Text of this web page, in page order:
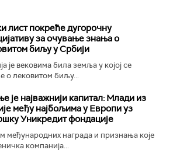
лист покреће дугорочну
за очување знања о
биљу у Србији
је вековима била земља у којој се
о лековитом биљу...
је најважнији капитал: Млади из
међу најбољима у Европи уз
Уникредит фондације
међународних награда и признања које
компанија...